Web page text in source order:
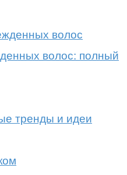
волос: полный
тренды и идеи